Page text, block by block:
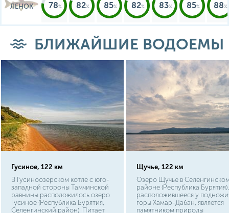
ЛЕНОК 78 82 85 82 83 85 88
БЛИЖАЙШИЕ ВОДОЕМЫ
Гусиное, 122 км
В Гусиноозерском котле с юго-
западной стороны Тамчинской
равнины расположилось озеро
Гусиное (Республика Бурятия,
Селенгинский район). Питает
Щучье, 122 км
Озеро Щучье в
районе (Республика Бурятия),
расположившееся у
горы Хамар-Дабан, является
памятником природы